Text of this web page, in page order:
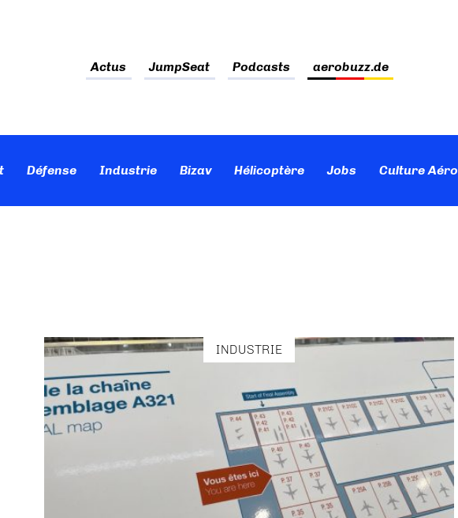
Actus JumpSeat Podcasts aerobuzz.de
Défense Industrie Bizav Hélicoptère Jobs Culture Aéro
INDUSTRIE